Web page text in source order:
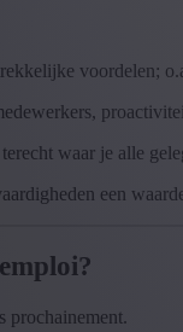
voordelen;
waar je alle
een
prochainement.